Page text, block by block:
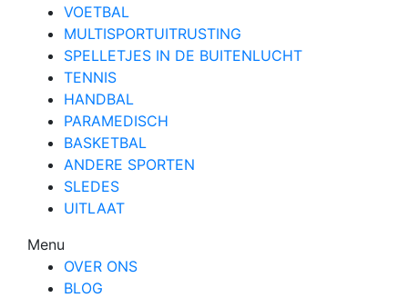
VOETBAL
MULTISPORTUITRUSTING
SPELLETJES IN DE BUITENLUCHT
TENNIS
HANDBAL
PARAMEDISCH
BASKETBAL
ANDERE SPORTEN
SLEDES
UITLAAT
Menu
OVER ONS
BLOG